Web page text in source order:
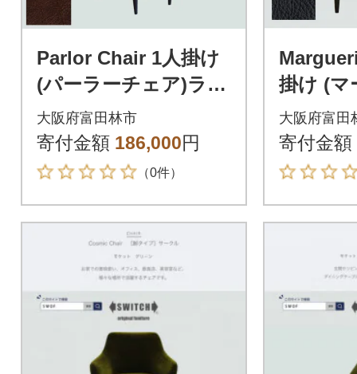
Parlor Chair 1人掛け
(パーラーチェア)ラン
ド ブラウン【SWO
F】
大阪府富田林市
寄付金額 186,000円
（0件）
掛け (マ
ファ)
ラック
大阪府富田
寄付金額